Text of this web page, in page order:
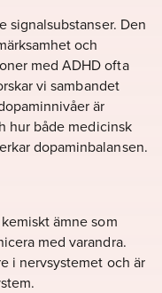
signalsubstanser. Den
och
med ADHD ofta
vi sambandet
är
hur både medicinsk
dopaminbalansen.
ämne som
med varandra.
i nervsystemet och är